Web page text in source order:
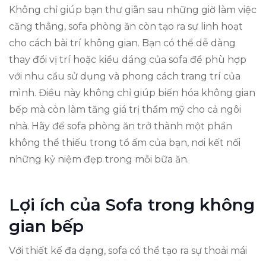
Không chỉ giúp bạn thư giãn sau những giờ làm việc
căng thẳng, sofa phòng ăn còn tạo ra sự linh hoạt
cho cách bài trí không gian. Bạn có thể dễ dàng
thay đổi vị trí hoặc kiểu dáng của sofa để phù hợp
với nhu cầu sử dụng và phong cách trang trí của
mình. Điều này không chỉ giúp biến hóa không gian
bếp mà còn làm tăng giá trị thẩm mỹ cho cả ngôi
nhà. Hãy để sofa phòng ăn trở thành một phần
không thể thiếu trong tổ ấm của bạn, nơi kết nối
những kỷ niệm đẹp trong mỗi bữa ăn.
Lợi ích của Sofa trong không
gian bếp
Với thiết kế đa dạng, sofa có thể tạo ra sự thoải mái